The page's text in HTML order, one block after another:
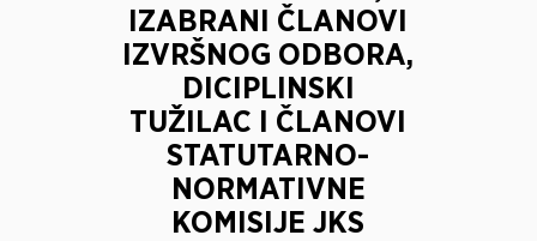
IZABRANI ČLANOVI
IZVRŠNOG ODBORA,
DICIPLINSKI
TUŽILAC I ČLANOVI
STATUTARNO-
NORMATIVNE
KOMISIJE JKS